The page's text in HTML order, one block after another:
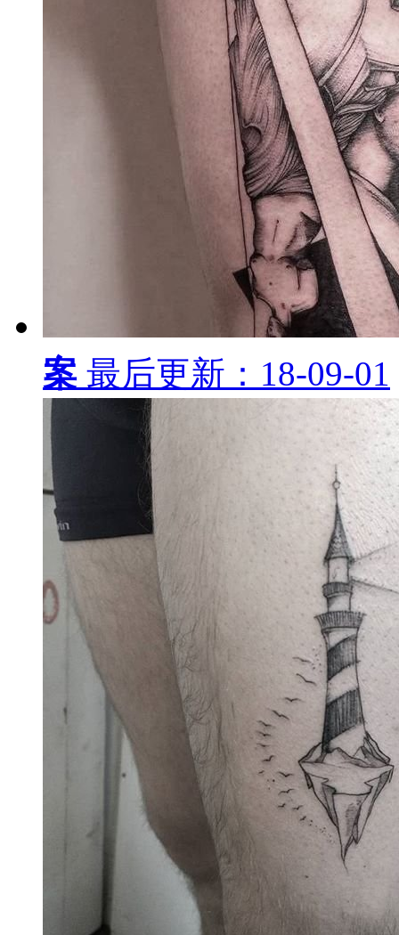
尾纹身图案 最后更新
最后更新：18-09-01